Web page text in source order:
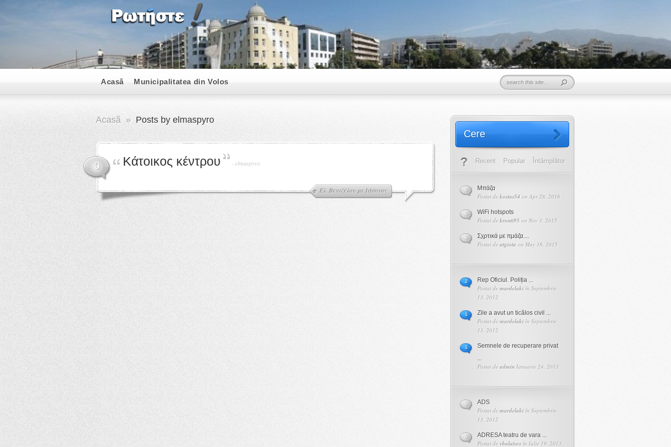
Acasă Municipalitatea din Volos
Acasă » Posts by elmaspyro
0 Κάτοικος κέντρου - elmaspyro
Έλ. Βενιζέλου με Ιάσονος
Cere
Recent Popular Întâmplător
Μπάζα
Postat de kostas54 on Apr 28, 2016
0
WiFi hotspots
Postat de kronti95 on Nov 3, 2015
0
Σχρτικά με πμάζα....
Postat de atgiota on May 16, 2015
0
Rep Oficiul. Poliția ...
Postat de mardelaki în Septembrie
13, 2012
2
Zile a avut un ticălos civil ...
Postat de mardelaki în Septembrie
13, 2012
1
Semnele de recuperare privat
...
Postat de admin Ianuarie 24, 2013
1
ADS
Postat de mardelaki în Septembrie
13, 2012
0
ADRESA teatru de vara ...
Postat de vbalatsos în Iulie 19, 2013
0